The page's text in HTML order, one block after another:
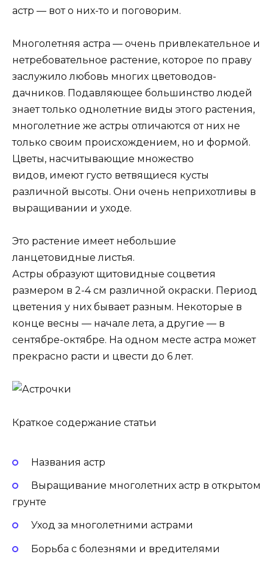
астр — вот о них-то и поговорим.
Многолетняя астра — очень привлекательное и
нетребовательное растение, которое по праву
заслужило любовь многих цветоводов-
дачников. Подавляющее большинство людей
знает только однолетние виды этого растения,
многолетние же астры отличаются от них не
только своим происхождением, но и формой.
Цветы, насчитывающие множество
видов, имеют густо ветвящиеся кусты
различной высоты. Они очень неприхотливы в
выращивании и уходе.
Это растение имеет небольшие
ланцетовидные листья.
Астры образуют щитовидные соцветия
размером в 2-4 см различной окраски. Период
цветения у них бывает разным. Некоторые в
конце весны — начале лета, а другие — в
сентябре-октябре. На одном месте астра может
прекрасно расти и цвести до 6 лет.
Краткое содержание статьи
Названия астр
Выращивание многолетних астр в открытом
грунте
Уход за многолетними астрами
Борьба с болезнями и вредителями